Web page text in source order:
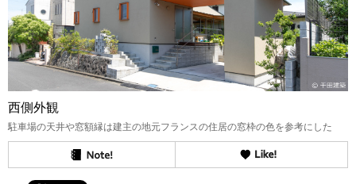
西側外観
駐車場の天井や窓額縁は建主の地元フランスの住居の窓枠の色を参考にした